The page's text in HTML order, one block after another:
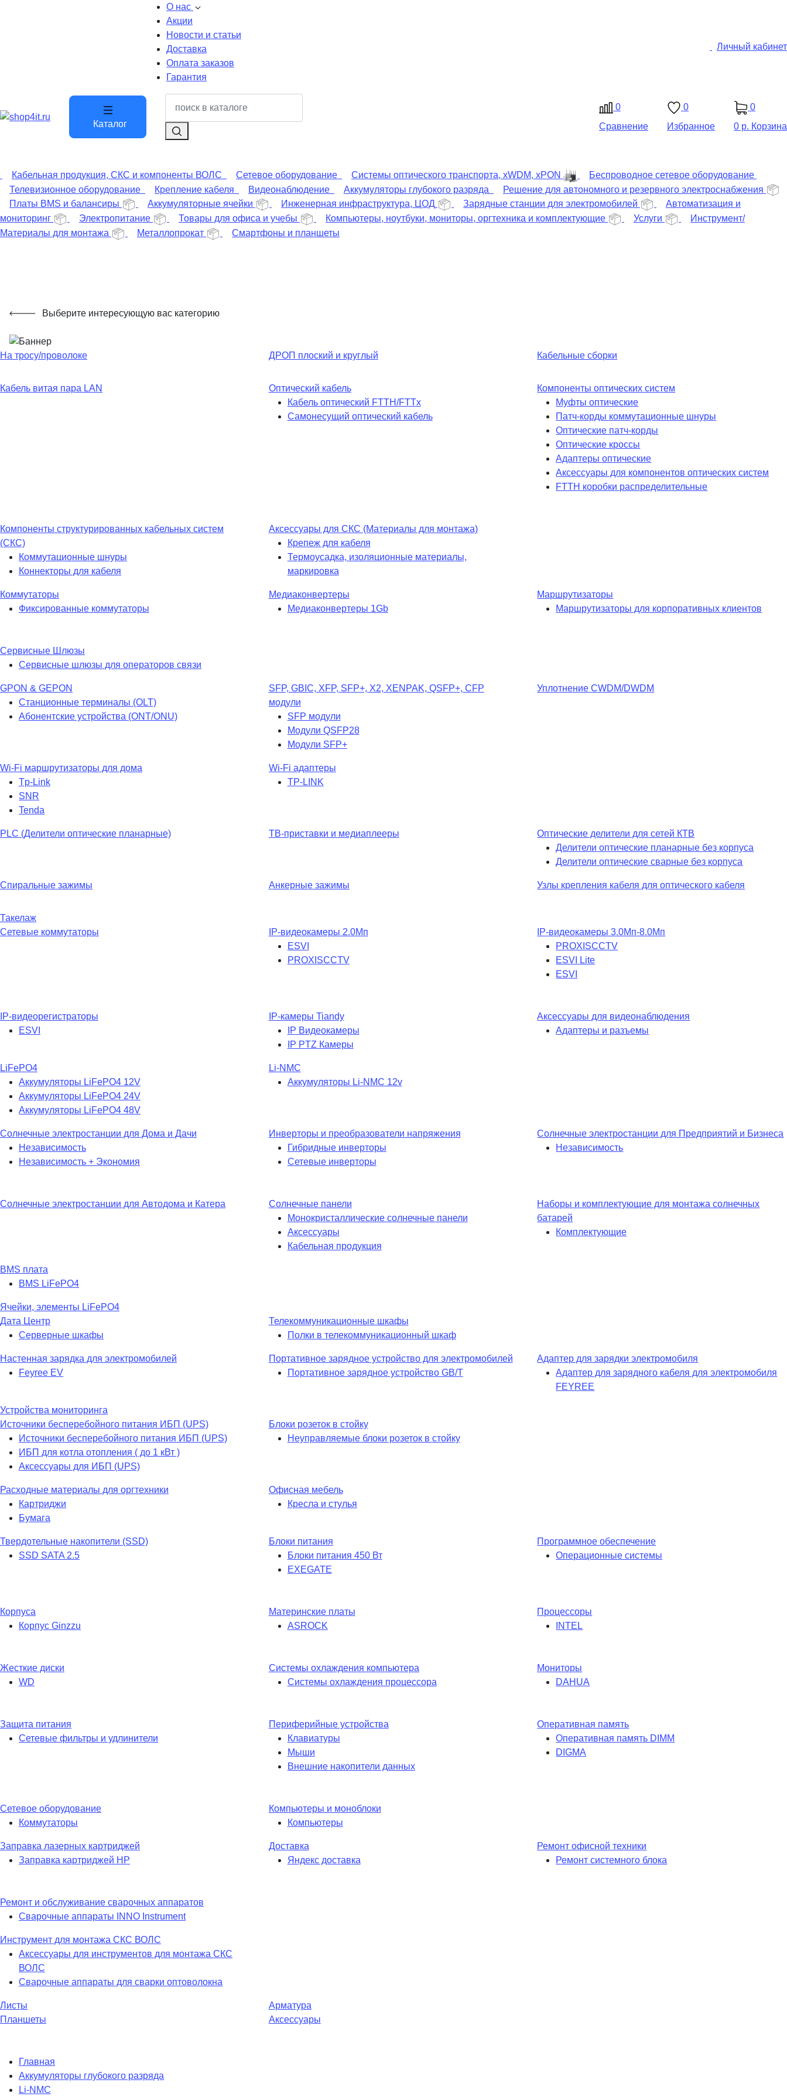
О нас
Акции
Новости и статьи
Доставка
Оплата заказов
Гарантия
Личный кабинет
Каталог
0
Сравнение
0
Избранное
0
0 р. Корзина
Кабельная продукция, СКС и компоненты ВОЛС Сетевое оборудование Системы оптического транспорта, xWDM, xPON
Беспроводное сетевое оборудование
Телевизионное оборудование
Крепление кабеля Видеонаблюдение Аккумуляторы глубокого разряда
Решение для автономного и резервного электроснабжения
Платы BMS и балансиры
Аккумуляторные ячейки Инженерная инфраструктура, ЦОД Зарядные станции для электромобилей
Автоматизация и
мониторинг
Электропитание Товары для офиса и учебы Компьютеры, ноутбуки, мониторы, оргтехника и комплектующие Услуги
Инструмент/
Материалы для монтажа
Металлопрокат Смартфоны и планшеты
Выберите интересующую вас категорию
На тросу/проволоке ДРОП плоский и круглый Кабельные сборки
Кабель витая пара LAN
Оптический кабель
Кабель оптический FTTH/FTTx
Самонесущий оптический кабель
Компоненты оптических систем
Муфты оптические
Патч-корды коммутационные шнуры
Оптические патч-корды
Оптические кроссы
Адаптеры оптические
Аксессуары для компонентов оптических систем
FTTH коробки распределительные
Компоненты структурированных кабельных систем
(СКС)
Коммутационные шнуры
Коннекторы для кабеля
Аксессуары для СКС (Материалы для монтажа)
Крепеж для кабеля
Термоусадка, изоляционные материалы,
маркировка
Коммутаторы
Фиксированные коммутаторы
Медиаконвертеры
Медиаконвертеры 1Gb
Маршрутизаторы
Маршрутизаторы для корпоративных клиентов
Сервисные Шлюзы
Сервисные шлюзы для операторов связи
GPON & GEPON
Станционные терминалы (OLT)
Абонентские устройства (ONT/ONU)
SFP, GBIC, XFP, SFP+, X2, XENPAK, QSFP+, CFP
модули
SFP модули
Модули QSFP28
Модули SFP+
Уплотнение CWDM/DWDM
Wi-Fi маршрутизаторы для дома
Tp-Link
SNR
Tenda
Wi-Fi адаптеры
TP-LINK
PLC (Делители оптические планарные) ТВ-приставки и медиаплееры
Оптические делители для сетей КТВ
Делители оптические планарные без корпуса
Делители оптические сварные без корпуса
Спиральные зажимы Анкерные зажимы Узлы крепления кабеля для оптического кабеля
Такелаж
Сетевые коммутаторы
IP-видеокамеры 2.0Мп
ESVI
PROXISCCTV
IP-видеокамеры 3.0Мп-8.0Мп
PROXISCCTV
ESVI Lite
ESVI
IP-видеорегистраторы
ESVI
IP-камеры Tiandy
IP Видеокамеры
IP PTZ Камеры
Аксессуары для видеонаблюдения
Адаптеры и разъемы
LiFePO4
Аккумуляторы LiFePO4 12V
Аккумуляторы LiFePO4 24V
Аккумуляторы LiFePO4 48V
Li-NMC
Аккумуляторы Li-NMC 12v
Солнечные электростанции для Дома и Дачи
Независимость
Независимость + Экономия
Инверторы и преобразователи напряжения
Гибридные инверторы
Сетевые инверторы
Солнечные электростанции для Предприятий и Бизнеса
Независимость
Солнечные электростанции для Автодома и Катера
Солнечные панели
Монокристаллические солнечные панели
Аксессуары
Кабельная продукция
Наборы и комплектующие для монтажа солнечных
батарей
Комплектующие
BMS плата
BMS LiFePO4
Ячейки, элементы LiFePO4
Дата Центр
Серверные шкафы
Телекоммуникационные шкафы
Полки в телекоммуникационный шкаф
Настенная зарядка для электромобилей
Feyree EV
Портативное зарядное устройство для электромобилей
Портативное зарядное устройство GB/T
Адаптер для зарядки электромобиля
Адаптер для зарядного кабеля для электромобиля
FEYREE
Устройства мониторинга
Источники бесперебойного питания ИБП (UPS)
Источники бесперебойного питания ИБП (UPS)
ИБП для котла отопления ( до 1 кВт )
Аксессуары для ИБП (UPS)
Блоки розеток в стойку
Неуправляемые блоки розеток в стойку
Расходные материалы для оргтехники
Картриджи
Бумага
Офисная мебель
Кресла и стулья
Твердотельные накопители (SSD)
SSD SATA 2.5
Блоки питания
Блоки питания 450 Вт
EXEGATE
Программное обеспечение
Операционные системы
Корпуса
Корпус Ginzzu
Материнские платы
ASROCK
Процессоры
INTEL
Жесткие диски
WD
Системы охлаждения компьютера
Системы охлаждения процессора
Мониторы
DAHUA
Защита питания
Сетевые фильтры и удлинители
Периферийные устройства
Клавиатуры
Мыши
Внешние накопители данных
Оперативная память
Оперативная память DIMM
DIGMA
Сетевое оборудование
Коммутаторы
Компьютеры и моноблоки
Компьютеры
Заправка лазерных картриджей
Заправка картриджей HP
Доставка
Яндекс доставка
Ремонт офисной техники
Ремонт системного блока
Ремонт и обслуживание сварочных аппаратов
Сварочные аппараты INNO Instrument
Инструмент для монтажа СКС ВОЛС
Аксессуары для инструментов для монтажа СКС
ВОЛС
Сварочные аппараты для сварки оптоволокна
Листы
Арматура
Планшеты
Аксессуары
Главная
Аккумуляторы глубокого разряда
Li-NMC